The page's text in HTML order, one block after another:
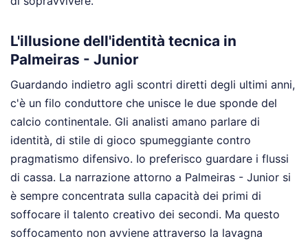
L'illusione dell'identità tecnica in
Palmeiras - Junior
Guardando indietro agli scontri diretti degli ultimi anni,
c'è un filo conduttore che unisce le due sponde del
calcio continentale. Gli analisti amano parlare di
identità, di stile di gioco spumeggiante contro
pragmatismo difensivo. Io preferisco guardare i flussi
di cassa. La narrazione attorno a Palmeiras - Junior si
è sempre concentrata sulla capacità dei primi di
soffocare il talento creativo dei secondi. Ma questo
soffocamento non avviene attraverso la lavagna